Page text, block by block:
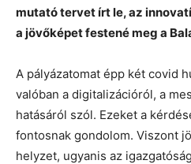
mutató tervet írt le, az
a jövőképet festené meg a
A pályázatomat épp két covid
valóban a digitalizációról, a
hatásáról szól. Ezeket a
fontosnak gondolom. Viszont
helyzet, ugyanis az